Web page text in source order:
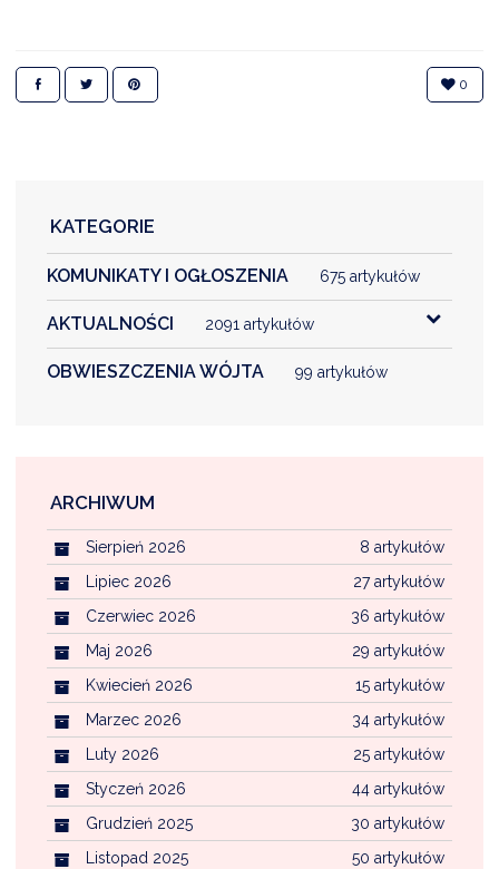
CZYSTE POWIETRZE
EWIDENCJA EMISYJNOŚCI BUDYNKÓW (CEEB)
0
KATEGORIE
KOMUNIKATY I OGŁOSZENIA 675 artykułów
AKTUALNOŚCI 2091 artykułów
OBWIESZCZENIA WÓJTA 99 artykułów
ARCHIWUM
8 artykułów
Sierpień 2026
27 artykułów
Lipiec 2026
36 artykułów
Czerwiec 2026
29 artykułów
Maj 2026
15 artykułów
Kwiecień 2026
34 artykułów
Marzec 2026
25 artykułów
Luty 2026
44 artykułów
Styczeń 2026
30 artykułów
Grudzień 2025
50 artykułów
Listopad 2025